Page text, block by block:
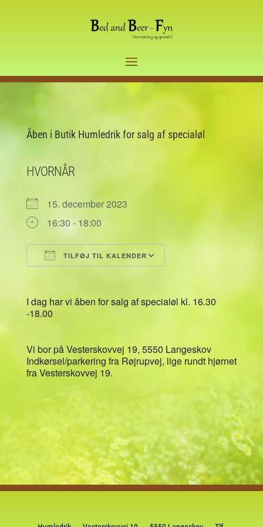
Åben i Butik Humledrik for salg af specialøl
HVORNÅR
15. december 2023
16:30 - 18:00
TILFØJ TIL KALENDER
I dag har vi åben for salg af specialøl kl. 16.30
-18.00
Vi bor på Vesterskovvej 19, 5550 Langeskov
Indkørsel/parkering fra Røjrupvej, lige rundt hjørnet
fra Vesterskovvej 19.